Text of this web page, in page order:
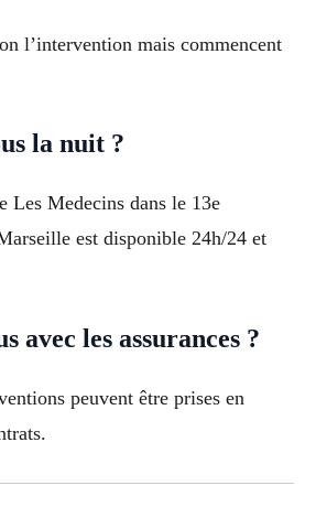
l’intervention mais commencent
la nuit ?
Les Medecins dans le 13e
est disponible 24h/24 et
avec les assurances ?
peuvent être prises en